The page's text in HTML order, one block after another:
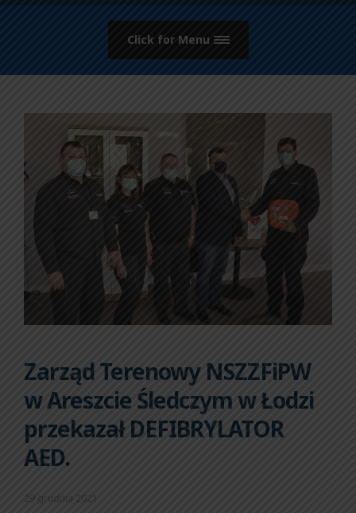
Click for Menu
Zarząd Terenowy NSZZFiPW
w Areszcie Śledczym w Łodzi
przekazał DEFIBRYLATOR
AED.
29 grudnia 2021